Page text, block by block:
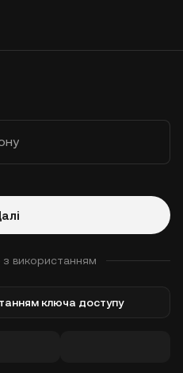
використанням
ключа доступу